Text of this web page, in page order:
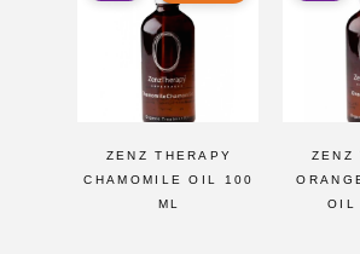
ZENZ THERAPY
CHAMOMILE OIL 100
ML
ZENZ
OIL